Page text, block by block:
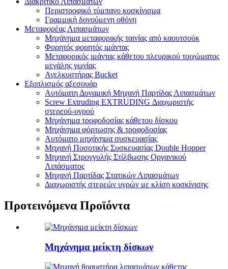
Περιστροφικό τύμπανο κοσκίνισμα
Γραμμική δονούμενη οθόνη
Μεταφορέας Λιπασμάτων
Μηχάνημα μεταφορικής ταινίας από καουτσούκ
Φορητός φορητός ιμάντας
Μεταφορικός ιμάντας κάθετου πλευρικού τοιχώματος
μεγάλης γωνίας
Ανελκυστήρας Bucket
Εξοπλισμός αξεσουάρ
Αυτόματη Δυναμική Μηχανή Παρτίδας Λιπασμάτων
Screw Extruding EXTRUDING Διαχωριστής
στερεού-υγρού
Μηχάνημα τροφοδοσίας κάθετου δίσκου
Μηχάνημα φόρτωσης & τροφοδοσίας
Αυτόματο μηχάνημα συσκευασίας
Μηχανή Ποσοτικής Συσκευασίας Double Hopper
Μηχανή Στρογγυλής Στίλβωσης Οργανικού
Λιπάσματος
Μηχανή Παρτίδας Στατικών Λιπασμάτων
Διαχωριστής στερεών υγρών με κλίση κοσκίνισης
Προτεινόμενα Προϊόντα
Μηχάνημα μείκτη δίσκων